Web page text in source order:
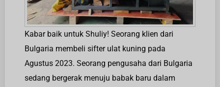
Kabar baik untuk Shuliy! Seorang klien dari
Bulgaria membeli sifter ulat kuning pada
Agustus 2023. Seorang pengusaha dari Bulgaria
sedang bergerak menuju babak baru dalam